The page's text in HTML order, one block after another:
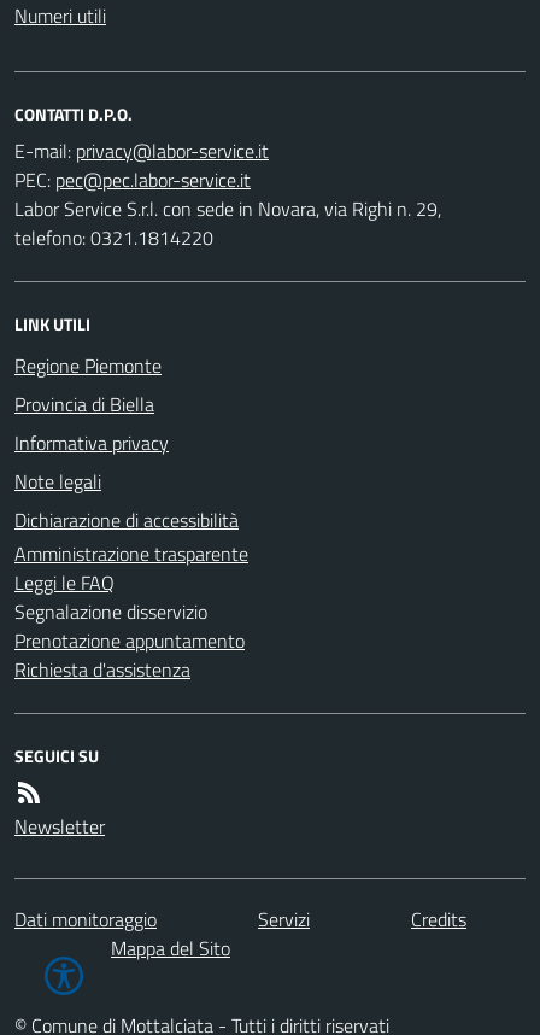
Numeri utili
CONTATTI D.P.O.
E-mail:
PEC:
Labor Service S.r.l. con sede in Novara, via Righi n. 29,
telefono: 0321.1814220
LINK UTILI
Regione Piemonte
Provincia di Biella
Informativa privacy
Note legali
Dichiarazione di accessibilità
Amministrazione trasparente
Leggi le FAQ
Segnalazione disservizio
Prenotazione appuntamento
Richiesta d'assistenza
SEGUICI SU
Newsletter
Dati monitoraggio Servizi
Credits
Mappa del Sito
© Comune di Mottalciata - Tutti i diritti riservati